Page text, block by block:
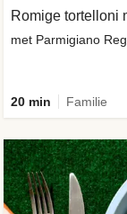
Romige tortelloni
met Parmigiano
20 min Familie